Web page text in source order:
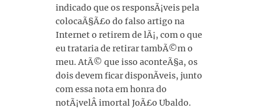
indicado que os responsÃ¡veis pela
colocaÃ§Ã£o do falso artigo na
Internet o retirem de lÃ¡, com o que
eu trataria de retirar tambÃ©m o
meu. AtÃ© que isso aconteÃ§a, os
dois devem ficar disponÃ­veis, junto
com essa nota em honra do
notÃ¡velÂ imortal JoÃ£o Ubaldo.